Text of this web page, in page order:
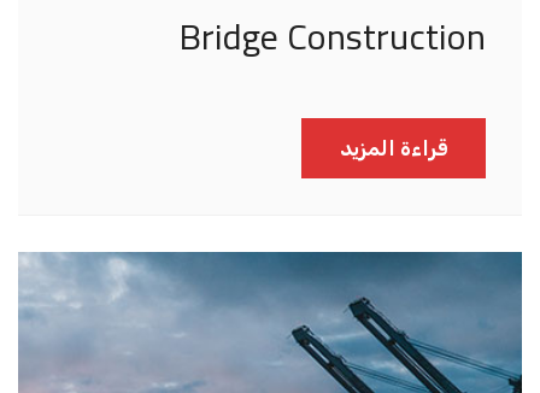
Bridge Construction
قراءة المزيد